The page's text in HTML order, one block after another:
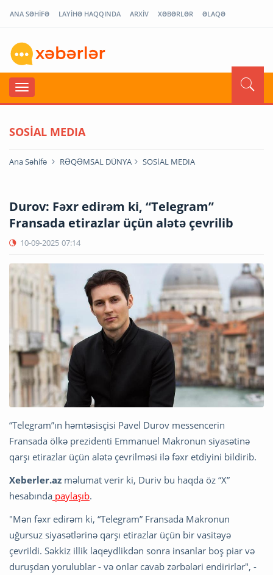
ANA SƏHİFƏ LAYİHƏ HAQQINDA ARXİV XƏBƏRLƏR ƏLAQƏ
SOSİAL MEDIA
Ana Səhifə RƏQƏMSAL DÜNYA SOSİAL MEDIA
Durov: Fəxr edirəm ki, “Telegram”
Fransada etirazlar üçün alətə çevrilib
10-09-2025 07:14
“Telegram”ın həmtəsisçisi Pavel Durov messencerin
Fransada ölkə prezidenti Emmanuel Makronun siyasətinə
qarşı etirazlar üçün alətə çevrilməsi ilə fəxr etdiyini bildirib.
Xeberler.az məlumat verir ki, Duriv bu haqda öz “X”
hesabında paylaşıb.
"Mən fəxr edirəm ki, “Telegram” Fransada Makronun
uğursuz siyasətlərinə qarşı etirazlar üçün bir vasitəyə
çevrildi. Səkkiz illik laqeydlikdən sonra insanlar boş piar və
duruşdan yorulublar - və onlar cavab zərbələri endirirlər", -